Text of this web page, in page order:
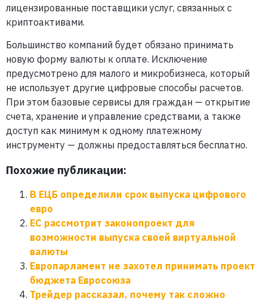
лицензированные поставщики услуг, связанных с
криптоактивами.
Большинство компаний будет обязано принимать
новую форму валюты к оплате. Исключение
предусмотрено для малого и микробизнеса, который
не использует другие цифровые способы расчетов.
При этом базовые сервисы для граждан — открытие
счета, хранение и управление средствами, а также
доступ как минимум к одному платежному
инструменту — должны предоставляться бесплатно.
Похожие публикации:
В ЕЦБ определили срок выпуска цифрового
евро
ЕС рассмотрит законопроект для
возможности выпуска своей виртуальной
валюты
Европарламент не захотел принимать проект
бюджета Евросоюза
Трейдер рассказал, почему так сложно